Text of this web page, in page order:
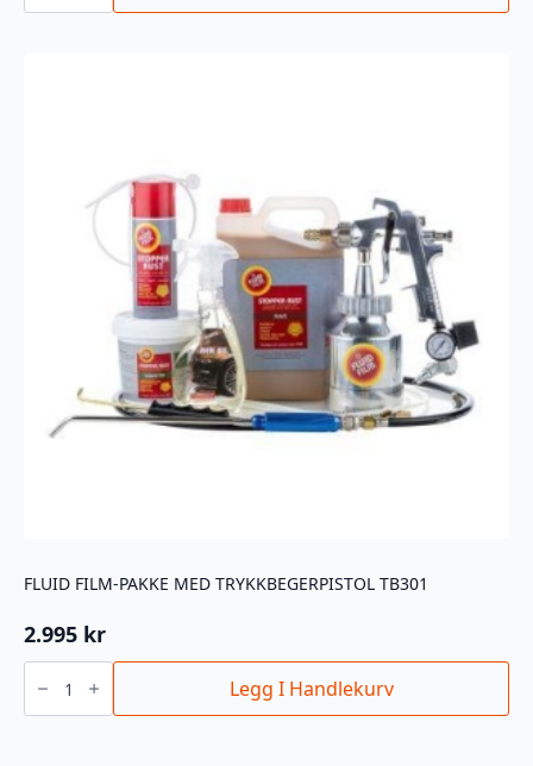
400
FLUID FILM-PAKKE MED TRYKKBEGERPISTOL TB301
2.995 kr
Fluid
Film-
pakke
med
Legg I Handlekurv